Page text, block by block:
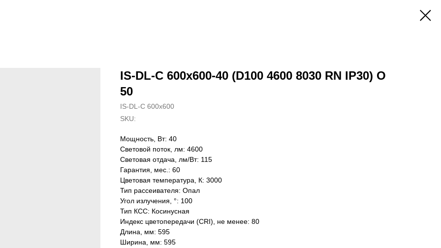
IS-DL-C 600x600-40 (D100 4600 8030 RN IP30) O
50
IS-DL-C 600x600
SKU:
Мощность, Вт: 40
Световой поток, лм: 4600
Световая отдача, лм/Вт: 115
Гарантия, мес.: 60
Цветовая температура, К: 3000
Тип рассеивателя: Опал
Угол излучения, °: 100
Тип КСС: Косинусная
Индекс цветопередачи (CRI), не менее: 80
Длина, мм: 595
Ширина, мм: 595